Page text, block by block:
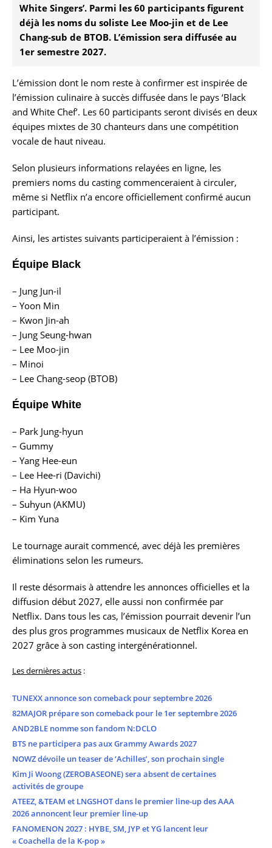
White Singers’. Parmi les 60 participants figurent
déjà les noms du soliste Lee Moo-jin et de Lee
Chang-sub de BTOB. L’émission sera diffusée au
1er semestre 2027.
L’émission dont le nom reste à confirmer est inspirée de
l’émission culinaire à succès diffusée dans le pays ‘Black
and White Chef’. Les 60 participants seront divisés en deux
équipes mixtes de 30 chanteurs dans une compétition
vocale de haut niveau.
Selon plusieurs informations relayées en ligne, les
premiers noms du casting commenceraient à circuler,
même si Netflix n’a encore officiellement confirmé aucun
participant.
Ainsi, les artistes suivants participeraient à l’émission :
Équipe Black
– Jung Jun-il
– Yoon Min
– Kwon Jin-ah
– Jung Seung-hwan
– Lee Moo-jin
– Minoi
– Lee Chang-seop (BTOB)
Équipe White
– Park Jung-hyun
– Gummy
– Yang Hee-eun
– Lee Hee-ri (Davichi)
– Ha Hyun-woo
– Suhyun (AKMU)
– Kim Yuna
Le tournage aurait commencé, avec déjà les premières
éliminations selon les rumeurs.
Il reste désormais à attendre les annonces officielles et la
diffusion début 2027, elle aussi non confirmée par
Netflix. Dans tous les cas, l’émission pourrait devenir l’un
des plus gros programmes musicaux de Netflix Korea en
2027 grâce à son casting intergénérationnel.
Les dernières actus :
TUNEXX annonce son comeback pour septembre 2026
82MAJOR prépare son comeback pour le 1er septembre 2026
AND2BLE nomme son fandom N:DCLO
BTS ne participera pas aux Grammy Awards 2027
NOWZ dévoile un teaser de ‘Achilles’, son prochain single
Kim Ji Woong (ZEROBASEONE) sera absent de certaines
activités de groupe
ATEEZ, &TEAM et LNGSHOT dans le premier line-up des AAA
2026 annoncent leur premier line-up
FANOMENON 2027 : HYBE, SM, JYP et YG lancent leur
« Coachella de la K-pop »